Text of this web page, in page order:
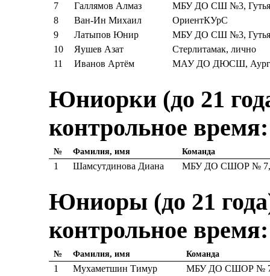
7
Галлямов Алмаз
МБУ ДО СШ №3,
8
Ван-Ин Михаил
ОриентКУрС
9
Латыпов Юнир
МБУ ДО СШ №3,
10
Яушев Азат
Стерлитамак, лично
11
Иванов Артём МАУ ДО ДЮСШ,
Юниорки (до 21
контрольное
№ Фамилия, имя Команда
1 Шамсутдинова Диана МБУ ДО СШОР № 7,
Юниоры (до 21
контрольное
№ Фамилия, имя Команда
1 Мухаметшин Тимур
МБУ ДО СШОР №